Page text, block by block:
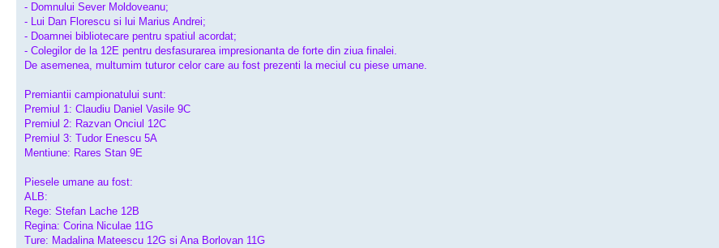
- Domnului Sever Moldoveanu;
- Lui Dan Florescu si lui Marius Andrei;
- Doamnei bibliotecare pentru spatiul acordat;
- Colegilor de la 12E pentru desfasurarea impresionanta de forte din ziua finalei.
De asemenea, multumim tuturor celor care au fost prezenti la meciul cu piese umane.
Premiantii campionatului sunt:
Premiul 1: Claudiu Daniel Vasile 9C
Premiul 2: Razvan Onciul 12C
Premiul 3: Tudor Enescu 5A
Mentiune: Rares Stan 9E
Piesele umane au fost:
ALB:
Rege: Stefan Lache 12B
Regina: Corina Niculae 11G
Ture: Madalina Mateescu 12G si Ana Borlovan 11G